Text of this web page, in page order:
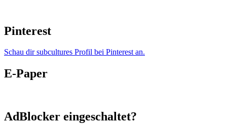
Pinterest
Schau dir subcultures Profil bei Pinterest an.
E-Paper
AdBlocker eingeschaltet?